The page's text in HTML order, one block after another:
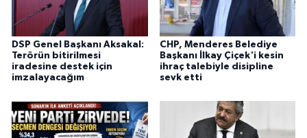
DSP Genel Başkanı Aksakal:
Terörün bitirilmesi
iradesine destek için
imzalayacağım
CHP, Menderes Belediye
Başkanı İlkay Çiçek'i kesin
ihraç talebiyle disipline
sevk etti